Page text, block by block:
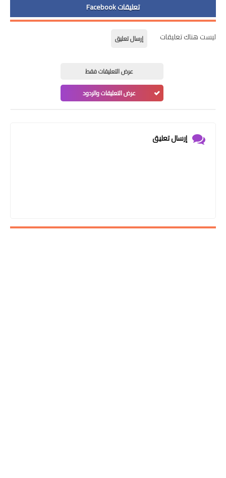
تعليقات Facebook
ليست هناك تعليقات إرسال تعليق
عرض التعليقات فقط
عرض التعليقات والردود
إرسال تعليق